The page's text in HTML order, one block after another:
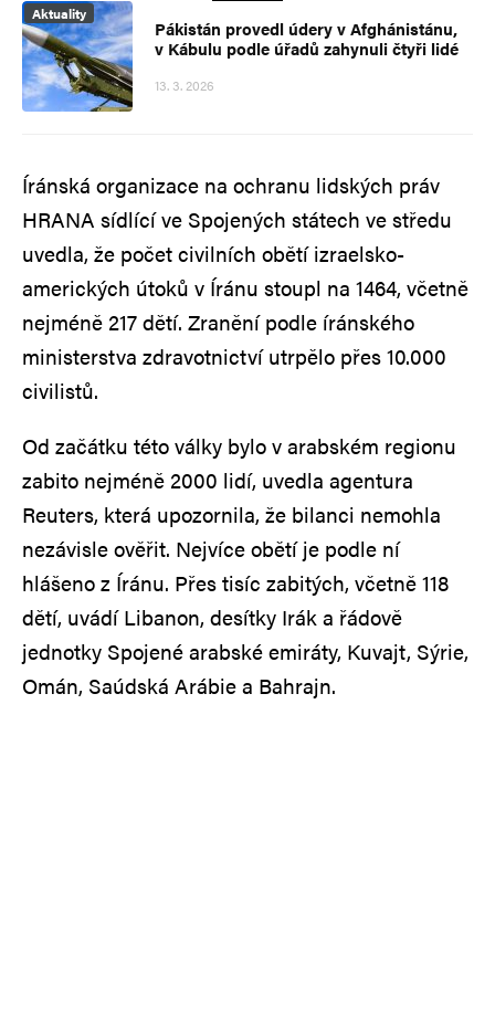
Aktuality
Pákistán provedl údery v Afghánistánu,
v Kábulu podle úřadů zahynuli čtyři lidé
13. 3. 2026
Íránská organizace na ochranu lidských práv
HRANA sídlící ve Spojených státech ve středu
uvedla, že počet civilních obětí izraelsko-
amerických útoků v Íránu stoupl na 1464, včetně
nejméně 217 dětí. Zranění podle íránského
ministerstva zdravotnictví utrpělo přes 10.000
civilistů.
Od začátku této války bylo v arabském regionu
zabito nejméně 2000 lidí, uvedla agentura
Reuters, která upozornila, že bilanci nemohla
nezávisle ověřit. Nejvíce obětí je podle ní
hlášeno z Íránu. Přes tisíc zabitých, včetně 118
dětí, uvádí Libanon, desítky Irák a řádově
jednotky Spojené arabské emiráty, Kuvajt, Sýrie,
Omán, Saúdská Arábie a Bahrajn.